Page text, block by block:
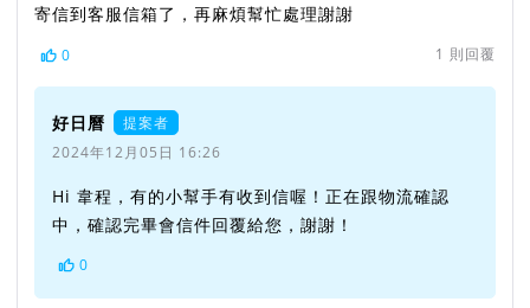
寄信到客服信箱了，再麻煩幫忙處理謝謝
0 1 則回覆
好日曆
提案者
2024年12月05日 16:26
Hi 韋程，有的小幫手有收到信喔！正在跟物流確認
中，確認完畢會信件回覆給您，謝謝！
0